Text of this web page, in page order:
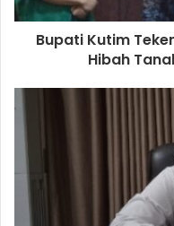
Bupati Kutim
Hibah